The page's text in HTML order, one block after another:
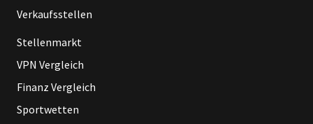
Verkaufsstellen
Stellenmarkt
VPN Vergleich
Finanz Vergleich
Sportwetten